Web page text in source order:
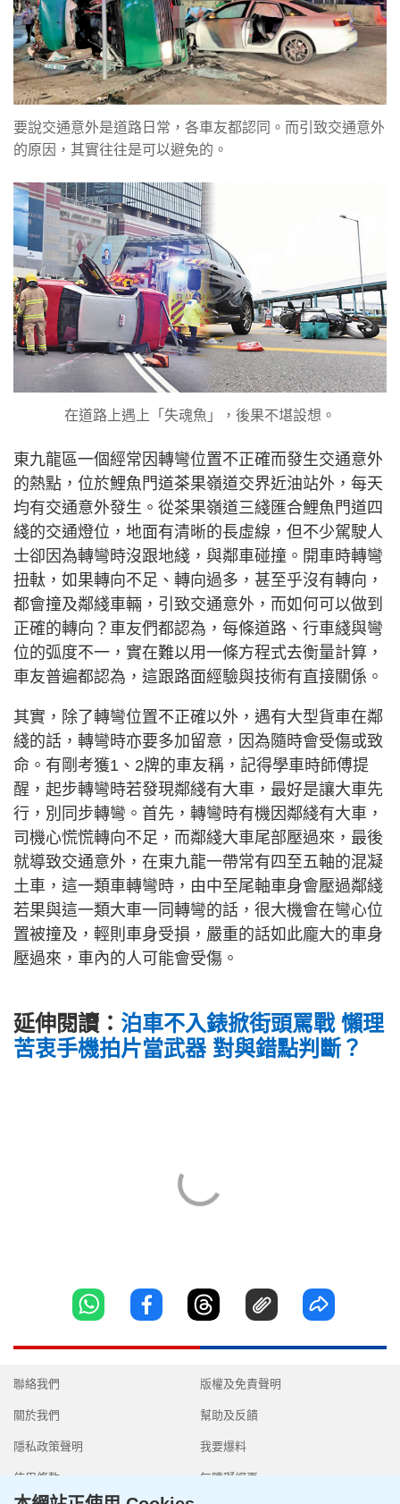
要說交通意外是道路日常，各車友都認同。而引致交通意外
的原因，其實往往是可以避免的。
在道路上遇上「失魂魚」，後果不堪設想。
東九龍區一個經常因轉彎位置不正確而發生交通意外
的熱點，位於鯉魚門道茶果嶺道交界近油站外，每天
均有交通意外發生。從茶果嶺道三綫匯合鯉魚門道四
綫的交通燈位，地面有清晰的長虛線，但不少駕駛人
士卻因為轉彎時沒跟地綫，與鄰車碰撞。開車時轉彎
扭軚，如果轉向不足、轉向過多，甚至乎沒有轉向，
都會撞及鄰綫車輛，引致交通意外，而如何可以做到
正確的轉向？車友們都認為，每條道路、行車綫與彎
位的弧度不一，實在難以用一條方程式去衡量計算，
車友普遍都認為，這跟路面經驗與技術有直接關係。
其實，除了轉彎位置不正確以外，遇有大型貨車在鄰
綫的話，轉彎時亦要多加留意，因為隨時會受傷或致
命。有剛考獲1、2牌的車友稱，記得學車時師傅提
醒，起步轉彎時若發現鄰綫有大車，最好是讓大車先
行，別同步轉彎。首先，轉彎時有機因鄰綫有大車，
司機心慌慌轉向不足，而鄰綫大車尾部壓過來，最後
就導致交通意外，在東九龍一帶常有四至五軸的混凝
土車，這一類車轉彎時，由中至尾軸車身會壓過鄰綫
若果與這一類大車一同轉彎的話，很大機會在彎心位
置被撞及，輕則車身受損，嚴重的話如此龐大的車身
壓過來，車內的人可能會受傷。
延伸閱讀： 泊車不入錶掀街頭罵戰 懶理
苦衷手機拍片當武器 對與錯點判斷？
聯絡我們
關於我們
隱私政策聲明
使用條款
版權及免責聲明
幫助及反饋
我要爆料
無障礙網頁